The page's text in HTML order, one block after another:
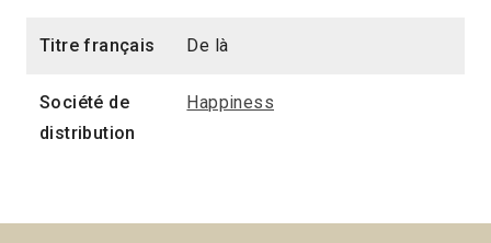
Titre français De là
Société de
distribution
Happiness